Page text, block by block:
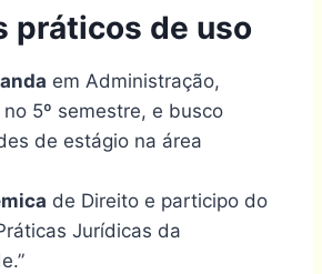
práticos de uso
em Administração,
5º semestre, e busco
de estágio na área
de Direito e participo do
Jurídicas da